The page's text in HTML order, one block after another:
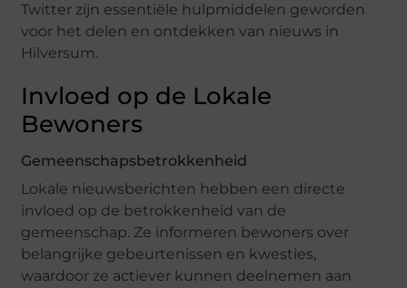
Twitter zijn essentiële hulpmiddelen geworden
voor het delen en ontdekken van nieuws in
Hilversum.
Invloed op de Lokale
Bewoners
Gemeenschapsbetrokkenheid
Lokale nieuwsberichten hebben een directe
invloed op de betrokkenheid van de
gemeenschap. Ze informeren bewoners over
belangrijke gebeurtenissen en kwesties,
waardoor ze actiever kunnen deelnemen aan